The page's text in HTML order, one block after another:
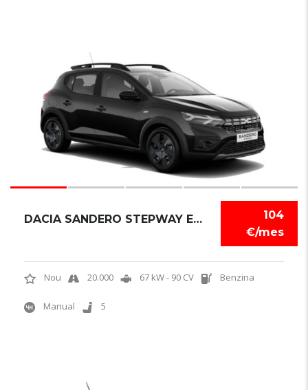
104
€/mes
DACIA SANDERO STEPWAY EXPRESSION
Nou 20.000 67 kW - 90 CV Benzina
Manual 5